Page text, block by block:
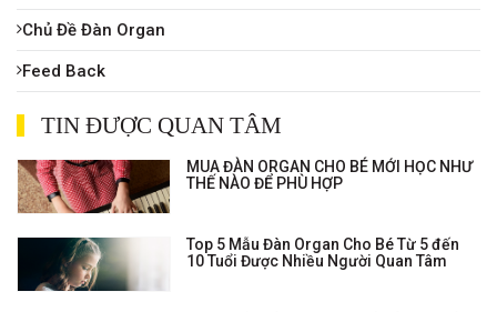
Chủ Đề Đàn Organ
Feed Back
TIN ĐƯỢC QUAN TÂM
MUA ĐÀN ORGAN CHO BÉ MỚI HỌC NHƯ
THẾ NÀO ĐỂ PHÙ HỢP
Top 5 Mẫu Đàn Organ Cho Bé Từ 5 đến
10 Tuổi Được Nhiều Người Quan Tâm